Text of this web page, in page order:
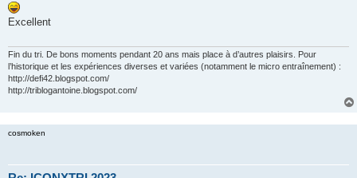
s
s
a
n
o
n
l
u
Excellent
Fin du tri. De bons moments pendant 20 ans mais place à d’autres plaisirs. Pour
l’historique et les expériences diverses et variées (notamment le micro entraînement) :
http://defi42.blogspot.com/
http://triblogantoine.blogspot.com/
cosmoken